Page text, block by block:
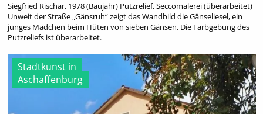
Siegfried Rischar, 1978 (Baujahr) Putzrelief, Seccomalerei (überarbeitet)
Unweit der Straße „Gänsruh“ zeigt das Wandbild die Gänseliesel, ein
junges Mädchen beim Hüten von sieben Gänsen. Die Farbgebung des
Putzreliefs ist überarbeitet.
Stadtkunst in
Aschaffenburg